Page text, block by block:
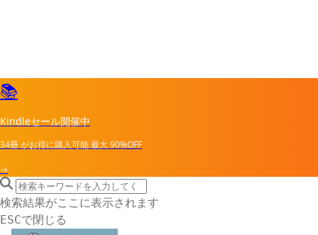
📚
Kindleセール開催中
34冊がお得に購入可能最大90%OFF
→
search icon
サイト内検索
検索結果がここに表示されます
ESCで閉じる